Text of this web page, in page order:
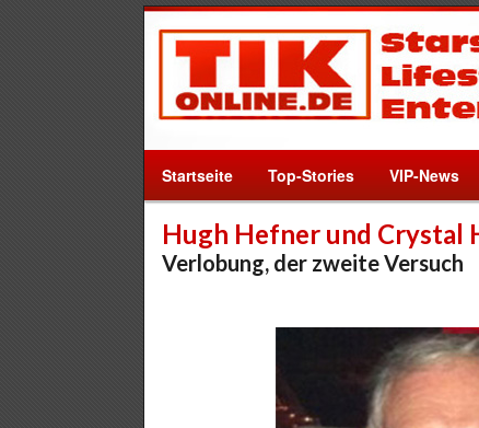
Startseite Top-Stories VIP-News
Hugh Hefner und Crystal
Verlobung, der zweite Versuch